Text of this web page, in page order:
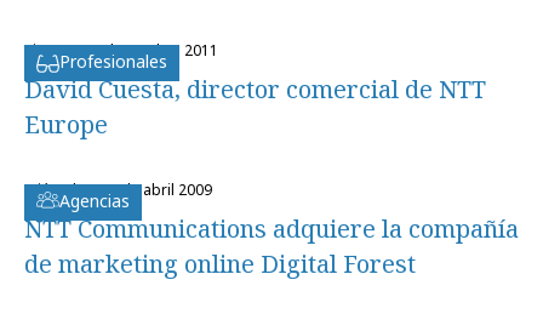
Profesionales
viernes, 21 de octubre 2011
David Cuesta, director comercial de NTT
Europe
Agencias
miércoles, 29 de abril 2009
NTT Communications adquiere la compañía
de marketing online Digital Forest